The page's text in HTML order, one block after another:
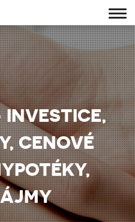
CENOVÉ